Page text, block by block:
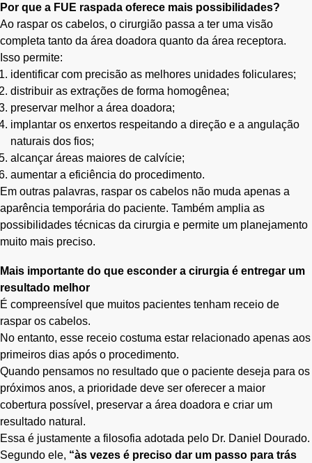
Por que a FUE raspada oferece mais possibilidades?
Ao raspar os cabelos, o cirurgião passa a ter uma visão
completa tanto da área doadora quanto da área receptora.
Isso permite:
identificar com precisão as melhores unidades foliculares;
distribuir as extrações de forma homogênea;
preservar melhor a área doadora;
implantar os enxertos respeitando a direção e a angulação
naturais dos fios;
alcançar áreas maiores de calvície;
aumentar a eficiência do procedimento.
Em outras palavras, raspar os cabelos não muda apenas a
aparência temporária do paciente. Também amplia as
possibilidades técnicas da cirurgia e permite um planejamento
muito mais preciso.
Mais importante do que esconder a cirurgia é entregar um
resultado melhor
É compreensível que muitos pacientes tenham receio de
raspar os cabelos.
No entanto, esse receio costuma estar relacionado apenas aos
primeiros dias após o procedimento.
Quando pensamos no resultado que o paciente deseja para os
próximos anos, a prioridade deve ser oferecer a maior
cobertura possível, preservar a área doadora e criar um
resultado natural.
Essa é justamente a filosofia adotada pelo Dr. Daniel Dourado.
Segundo ele, “às vezes é preciso dar um passo para trás